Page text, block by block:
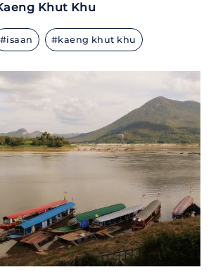
Khut Khu
#isaan #kaeng khut khu